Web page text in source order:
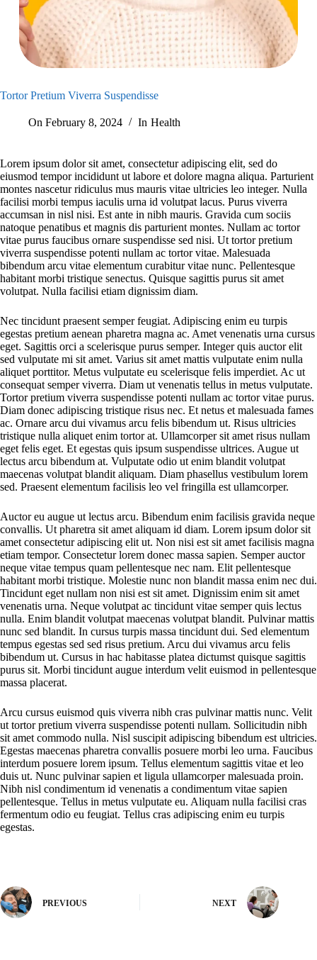
Tortor Pretium Viverra Suspendisse
On February 8, 2024 In Health
Lorem ipsum dolor sit amet, consectetur adipiscing elit, sed do
eiusmod tempor incididunt ut labore et dolore magna aliqua. Parturient
montes nascetur ridiculus mus mauris vitae ultricies leo integer. Nulla
facilisi morbi tempus iaculis urna id volutpat lacus. Purus viverra
accumsan in nisl nisi. Est ante in nibh mauris. Gravida cum sociis
natoque penatibus et magnis dis parturient montes. Nullam ac tortor
vitae purus faucibus ornare suspendisse sed nisi. Ut tortor pretium
viverra suspendisse potenti nullam ac tortor vitae. Malesuada
bibendum arcu vitae elementum curabitur vitae nunc. Pellentesque
habitant morbi tristique senectus. Quisque sagittis purus sit amet
volutpat. Nulla facilisi etiam dignissim diam.
Nec tincidunt praesent semper feugiat. Adipiscing enim eu turpis
egestas pretium aenean pharetra magna ac. Amet venenatis urna cursus
eget. Sagittis orci a scelerisque purus semper. Integer quis auctor elit
sed vulputate mi sit amet. Varius sit amet mattis vulputate enim nulla
aliquet porttitor. Metus vulputate eu scelerisque felis imperdiet. Ac ut
consequat semper viverra. Diam ut venenatis tellus in metus vulputate.
Tortor pretium viverra suspendisse potenti nullam ac tortor vitae purus.
Diam donec adipiscing tristique risus nec. Et netus et malesuada fames
ac. Ornare arcu dui vivamus arcu felis bibendum ut. Risus ultricies
tristique nulla aliquet enim tortor at. Ullamcorper sit amet risus nullam
eget felis eget. Et egestas quis ipsum suspendisse ultrices. Augue ut
lectus arcu bibendum at. Vulputate odio ut enim blandit volutpat
maecenas volutpat blandit aliquam. Diam phasellus vestibulum lorem
sed. Praesent elementum facilisis leo vel fringilla est ullamcorper.
Auctor eu augue ut lectus arcu. Bibendum enim facilisis gravida neque
convallis. Ut pharetra sit amet aliquam id diam. Lorem ipsum dolor sit
amet consectetur adipiscing elit ut. Non nisi est sit amet facilisis magna
etiam tempor. Consectetur lorem donec massa sapien. Semper auctor
neque vitae tempus quam pellentesque nec nam. Elit pellentesque
habitant morbi tristique. Molestie nunc non blandit massa enim nec dui.
Tincidunt eget nullam non nisi est sit amet. Dignissim enim sit amet
venenatis urna. Neque volutpat ac tincidunt vitae semper quis lectus
nulla. Enim blandit volutpat maecenas volutpat blandit. Pulvinar mattis
nunc sed blandit. In cursus turpis massa tincidunt dui. Sed elementum
tempus egestas sed sed risus pretium. Arcu dui vivamus arcu felis
bibendum ut. Cursus in hac habitasse platea dictumst quisque sagittis
purus sit. Morbi tincidunt augue interdum velit euismod in pellentesque
massa placerat.
Arcu cursus euismod quis viverra nibh cras pulvinar mattis nunc. Velit
ut tortor pretium viverra suspendisse potenti nullam. Sollicitudin nibh
sit amet commodo nulla. Nisl suscipit adipiscing bibendum est ultricies.
Egestas maecenas pharetra convallis posuere morbi leo urna. Faucibus
interdum posuere lorem ipsum. Tellus elementum sagittis vitae et leo
duis ut. Nunc pulvinar sapien et ligula ullamcorper malesuada proin.
Nibh nisl condimentum id venenatis a condimentum vitae sapien
pellentesque. Tellus in metus vulputate eu. Aliquam nulla facilisi cras
fermentum odio eu feugiat. Tellus cras adipiscing enim eu turpis
egestas.
PREVIOUS NEXT